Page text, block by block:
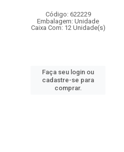
Código: 622229
Embalagem: Unidade
Caixa Com: 12 Unidade(s)
Faça seu login ou
cadastre-se para
comprar.